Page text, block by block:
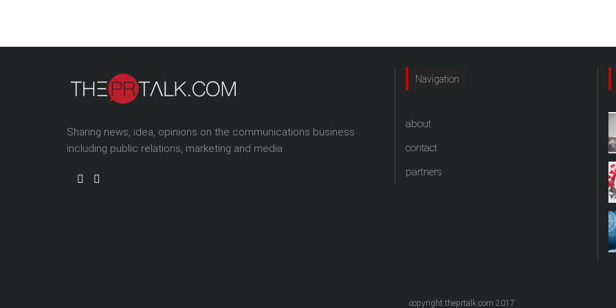
Sharing news, idea, opinions on the communications business
including public relations, marketing and media.
Navigation
about
contact
partners
copyright theprtalk.com 2017